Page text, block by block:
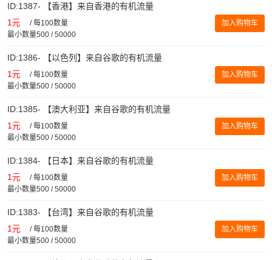
ID:1387- 【香港】来自香港的有机流量
1元 /每100数量
最小数量500 / 50000
加入购物车
ID:1386- 【以色列】来自谷歌的有机流量
1元 /每100数量
最小数量500 / 50000
加入购物车
ID:1385- 【澳大利亚】来自谷歌的有机流量
1元 /每100数量
最小数量500 / 50000
加入购物车
ID:1384- 【日本】来自谷歌的有机流量
1元 /每100数量
最小数量500 / 50000
加入购物车
ID:1383- 【台湾】来自谷歌的有机流量
1元 /每100数量
最小数量500 / 50000
加入购物车